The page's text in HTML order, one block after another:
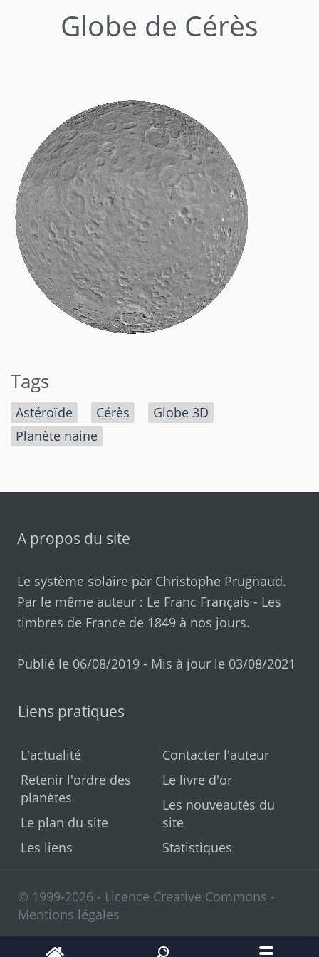
Globe de Cérès
Tags
Astéroïde Cérès
Globe 3D
Planète naine
A propos du site
Le système solaire par Christophe Prugnaud.
Par le même auteur : Le Franc Français - Les
timbres de France de 1849 à nos jours.
Publié le 06/08/2019 - Mis à jour le 03/08/2021
Liens pratiques
L'actualité
Retenir l'ordre des
planètes
Le plan du site
Les liens
Contacter l'auteur
Le livre d'or
Les nouveautés du
site
Statistiques
© 1999-2026 - Licence Creative Commons -
Mentions légales